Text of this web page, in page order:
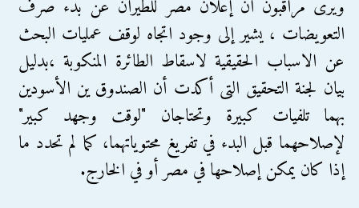
ويرى مراقبون أن إعلان مصر للطيران عن بدء صرف
التعويضات ، يشير إلى وجود اتجاه لوقف عمليات البحث
عن الاسباب الحقيقية لاسقاط الطائرة المنكوبة ،بدليل
بيان لجنة التحقيق التى أكدت أن الصندوق ين الأسودين
بهما تلفيات كبيرة وتحتاجان "لوقت وجهد كبير"
لإصلاحهما قبل البدء في تفريغ محتوياتهما، كما لم تحدد ما
إذا كان يمكن إصلاحها في مصر أو في الخارج.